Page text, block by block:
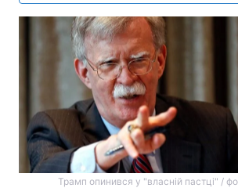
Трамп опинився у "власній пастці" /